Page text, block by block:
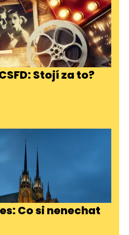
Stojí za to?
Co si nenechat